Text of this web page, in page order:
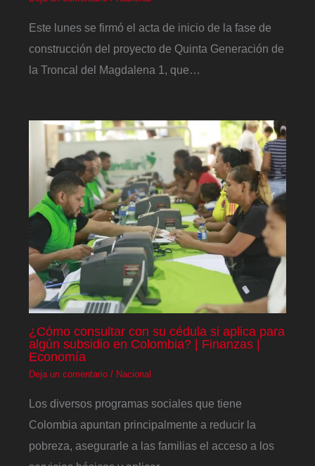
Este lunes se firmó el acta de inicio de la fase de
construcción del proyecto de Quinta Generación de
la Troncal del Magdalena 1, que…
¿Cómo consultar con su cédula si aplica para
algún subsidio en Colombia? | Finanzas |
Economía
Deja un comentario / Nacional
Los diversos programas sociales que tiene
Colombia apuntan principalmente a reducir la
pobreza, asegurarle a las familias el acceso a los